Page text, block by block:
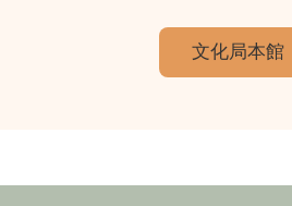
文化局本館